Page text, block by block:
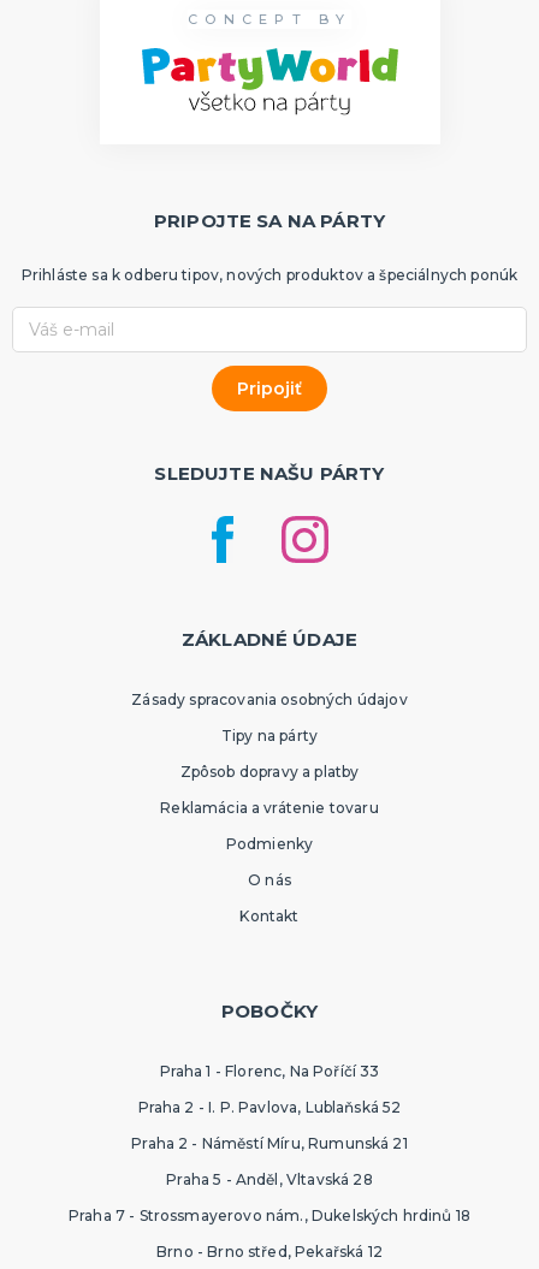
CONCEPT BY
PRIPOJTE SA NA PÁRTY
Prihláste sa k odberu tipov, nových produktov a špeciálnych ponúk
SLEDUJTE NAŠU PÁRTY
ZÁKLADNÉ ÚDAJE
Zásady spracovania osobných údajov
Tipy na párty
Zpôsob dopravy a platby
Reklamácia a vrátenie tovaru
Podmienky
O nás
Kontakt
POBOČKY
Praha 1 - Florenc, Na Poříčí 33
Praha 2 - I. P. Pavlova, Lublaňská 52
Praha 2 - Náměstí Míru, Rumunská 21
Praha 5 - Anděl, Vltavská 28
Praha 7 - Strossmayerovo nám., Dukelských hrdinů 18
Brno - Brno střed, Pekařská 12